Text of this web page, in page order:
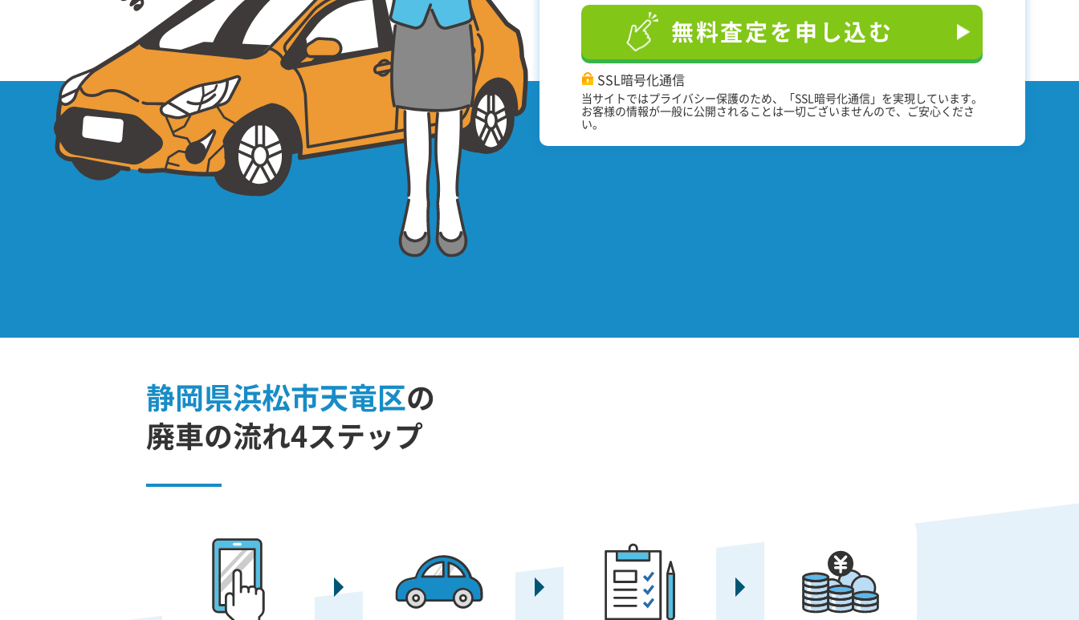
無料査定を申し込む
SSL暗号化通信
当サイトではプライバシー保護のため、「SSL暗号化通信」を実現しています。
お客様の情報が一般に公開されることは一切ございませんので、ご安心くださ
い。
静岡県浜松市天竜区の
廃車の流れ4ステップ